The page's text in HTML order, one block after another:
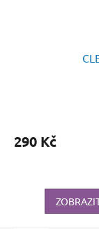
290 Kč